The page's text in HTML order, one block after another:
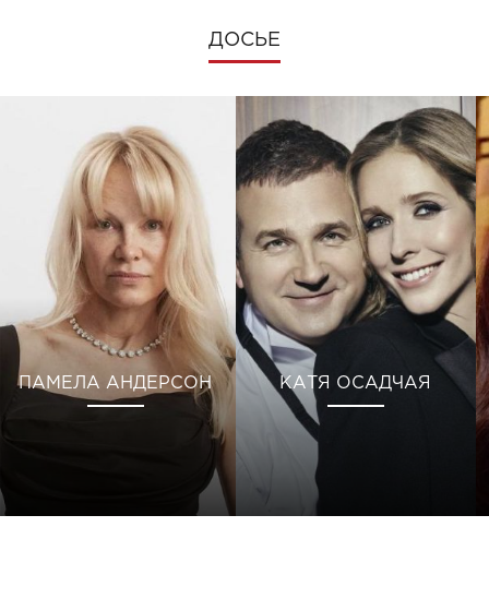
ДОСЬЕ
ПАМЕЛА АНДЕРСОН КАТЯ ОСАДЧАЯ